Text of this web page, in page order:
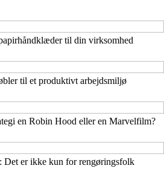
til din virksomhed
til et produktivt arbejdsmiljø
en Robin Hood eller en Marvelfilm?
Det er ikke kun for rengøringsfolk